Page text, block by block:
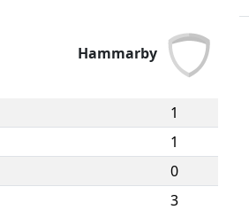
Hammarby
1
1
0
3